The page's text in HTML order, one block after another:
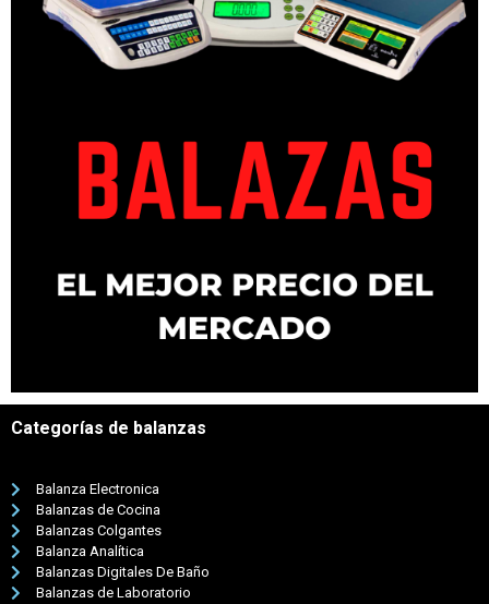
Categorías de balanzas
Balanza Electronica
Balanzas de Cocina
Balanzas Colgantes
Balanza Analítica
Balanzas Digitales De Baño
Balanzas de Laboratorio